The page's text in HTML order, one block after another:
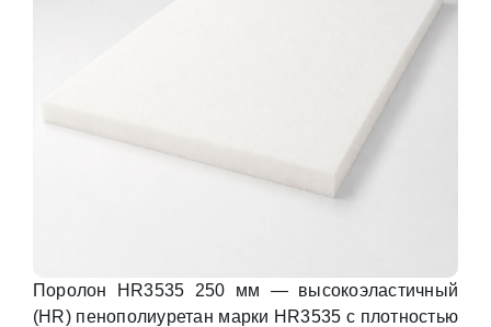
Поролон HR3535 250 мм — высокоэластичный
(HR) пенополиуретан марки HR3535 с плотностью